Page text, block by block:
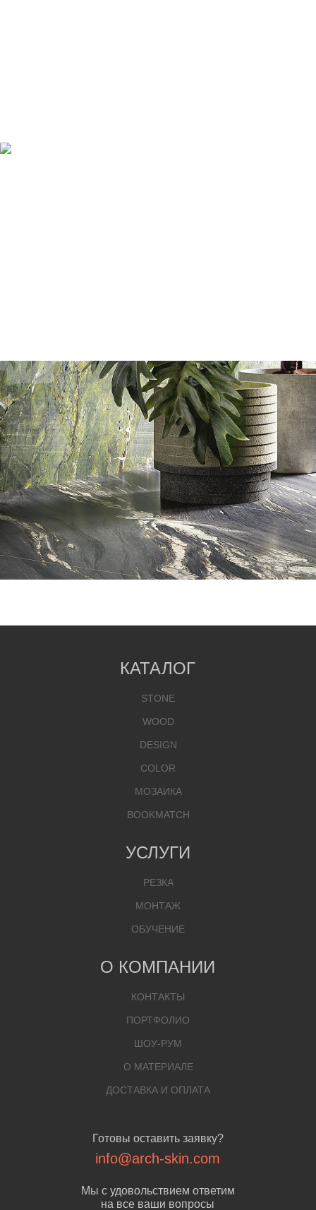
Готовы оставить заявку?
info@arch-skin.com
Мы с удовольствием ответим
на все ваши вопросы
КАТАЛОГ
STONE
WOOD
DESIGN
COLOR
МОЗАИКА
BOOKMATCH
УСЛУГИ
РЕЗКА
МОНТАЖ
ОБУЧЕНИЕ
О КОМПАНИИ
КОНТАКТЫ
ПОРТФОЛИО
ШОУ-РУМ
О МАТЕРИАЛЕ
ДОСТАВКА И ОПЛАТА